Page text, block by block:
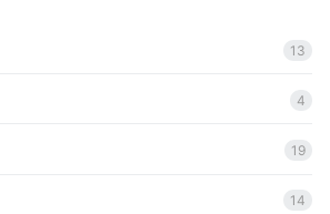
13
4
19
14